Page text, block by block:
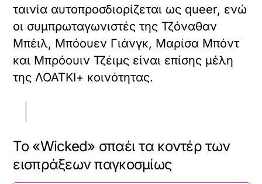
ταινία αυτοπροσδιορίζεται ως queer, ενώ
οι συμπρωταγωνιστές της Τζόναθαν
Μπέιλ, Μπόουεν Γιάνγκ, Μαρίσα Μπόντ
και Μπρόουιν Τζέιμς είναι επίσης μέλη
της ΛΟΑΤΚΙ+ κοινότητας.
Το «Wicked» σπαέι τα κοντέρ των
εισπράξεων παγκοσμίως